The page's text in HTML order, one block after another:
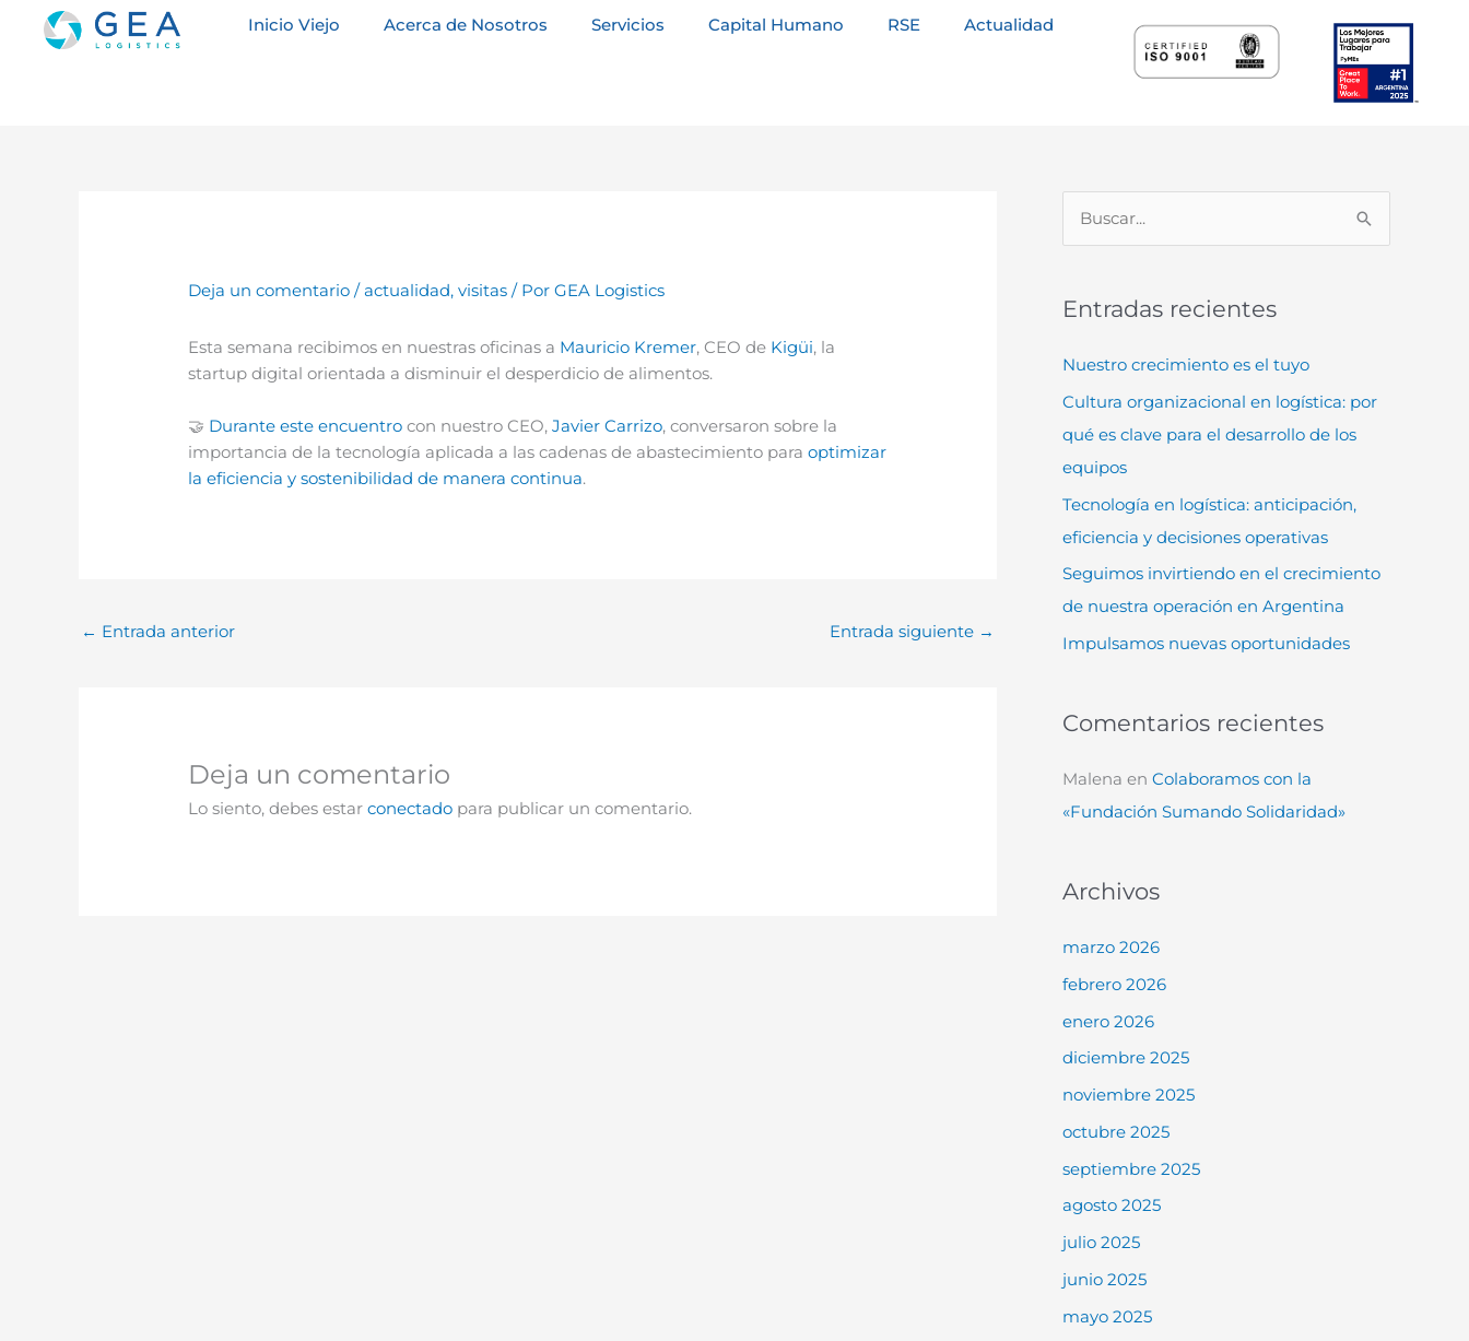
Inicio Viejo Acerca de Nosotros Servicios Capital Humano RSE Actualidad
Deja un comentario /actualidad,visitas / PorGEA Logistics
Esta semana recibimos en nuestras oficinas a Mauricio Kremer, CEO de Kigüi, la
startup digital orientada a disminuir el desperdicio de alimentos.
🤝 Durante este encuentro con nuestro CEO,Javier Carrizo, conversaron sobre la
importancia de la tecnología aplicada a las cadenas de abastecimiento paraoptimizar
la eficiencia y sostenibilidad de manera continua.
← Entrada anterior Entrada siguiente →
Deja un comentario
Lo siento, debes estarconectado para publicar un comentario.
c
a
Entradas recientes
Nuestro crecimiento es el tuyo
Cultura organizacional en logística: por
qué es clave para el desarrollo de los
equipos
Tecnología en logística: anticipación,
eficiencia y decisiones operativas
Seguimos invirtiendo en el crecimiento
de nuestra operación en Argentina
Impulsamos nuevas oportunidades
Comentarios recientes
Malena en Colaboramos con la
«Fundación Sumando Solidaridad»
Archivos
marzo 2026
febrero 2026
enero 2026
diciembre 2025
noviembre 2025
octubre 2025
septiembre 2025
agosto 2025
julio 2025
junio 2025
mayo 2025